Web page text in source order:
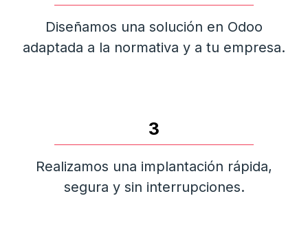
Diseñamos una solución en Odoo
adaptada a la normativa y a tu empresa.
3
Realizamos una implantación rápida,
segura y sin interrupciones.